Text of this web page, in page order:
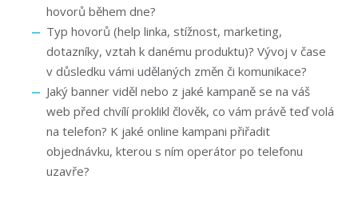
hovorů během dne?
Typ hovorů (help linka, stížnost, marketing,
dotazníky, vztah k danému produktu)? Vývoj v čase
v důsledku vámi udělaných změn či komunikace?
Jaký banner viděl nebo z jaké kampaně se na váš
web před chvílí proklikl člověk, co vám právě teď volá
na telefon? K jaké online kampani přiřadit
objednávku, kterou s ním operátor po telefonu
uzavře?